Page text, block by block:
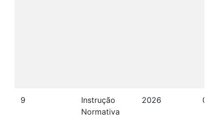
9
Instrução
Normativa
2026 08/